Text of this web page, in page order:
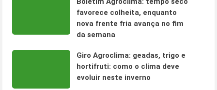
favorece colheita, enquanto
nova frente fria avança no fim
da semana
Giro Agroclima: geadas, trigo e
hortifruti: como o clima deve
evoluir neste inverno